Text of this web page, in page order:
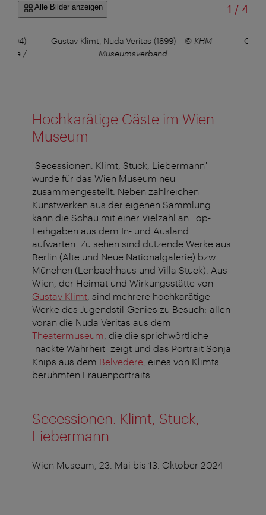
Alle Bilder anzeigen 1 /von
4
/
Gustav Klimt, Nuda Veritas (1899)– © KHM-
Museumsverband
Hochkarätige Gäste im Wien
Museum
"Secessionen. Klimt, Stuck, Liebermann"
wurde für das Wien Museum neu
zusammengestellt. Neben zahlreichen
Kunstwerken aus der eigenen Sammlung
kann die Schau mit einer Vielzahl an Top-
Leihgaben aus dem In- und Ausland
aufwarten. Zu sehen sind dutzende Werke aus
Berlin (Alte und Neue Nationalgalerie) bzw.
München (Lenbachhaus und Villa Stuck). Aus
Wien, der Heimat und Wirkungsstätte von
Gustav Klimt , sind mehrere hochkarätige
Werke des Jugendstil-Genies zu Besuch: allen
voran die Nuda Veritas aus dem
Theatermuseum , die die sprichwörtliche
"nackte Wahrheit" zeigt und das Portrait Sonja
Knips aus dem Belvedere , eines von Klimts
berühmten Frauenportraits.
Secessionen. Klimt, Stuck,
Liebermann
Wien Museum, 23. Mai bis 13. Oktober 2024